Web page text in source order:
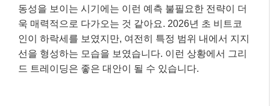
동성을 보이는 시기에는 이런 예측 불필요한 전략이 더
욱 매력적으로 다가오는 것 같아요. 2026년 초 비트코
인이 하락세를 보였지만, 여전히 특정 범위 내에서 지지
선을 형성하는 모습을 보였습니다. 이런 상황에서 그리
드 트레이딩은 좋은 대안이 될 수 있습니다.